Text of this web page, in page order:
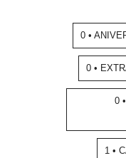
0 •
0 •
0
1 •